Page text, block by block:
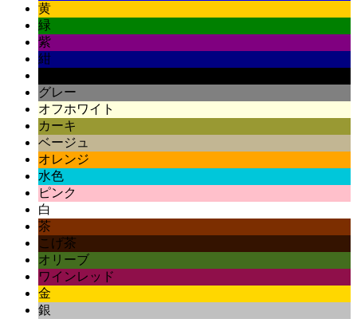
黄
緑
紫
紺
グレー
オフホワイト
カーキ
ベージュ
オレンジ
水色
ピンク
白
茶
こげ茶
オリーブ
ワインレッド
金
銀